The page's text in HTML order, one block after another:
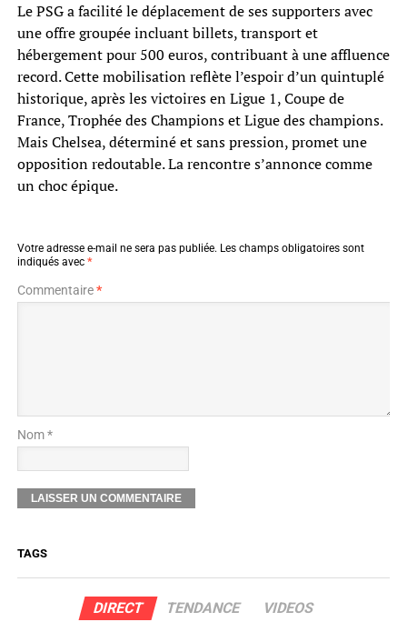
Le PSG a facilité le déplacement de ses supporters avec
une offre groupée incluant billets, transport et
hébergement pour 500 euros, contribuant à une affluence
record. Cette mobilisation reflète l’espoir d’un quintuplé
historique, après les victoires en Ligue 1, Coupe de
France, Trophée des Champions et Ligue des champions.
Mais Chelsea, déterminé et sans pression, promet une
opposition redoutable. La rencontre s’annonce comme
un choc épique.
Votre adresse e-mail ne sera pas publiée. Les champs obligatoires sont
indiqués avec *
Commentaire*
Nom *
TAGS
DIRECT TENDANCE VIDEOS